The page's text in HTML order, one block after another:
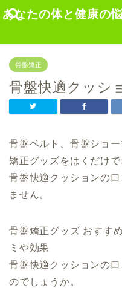
あなたの体と健康の
骨盤矯正
骨盤快適クッシ
骨盤ベルト、骨盤ショ
矯正グッズをはくだけで
骨盤快適クッションの
ません。
骨盤矯正グッズ おすす
ミや効果
骨盤快適クッションの
のでしょうか。